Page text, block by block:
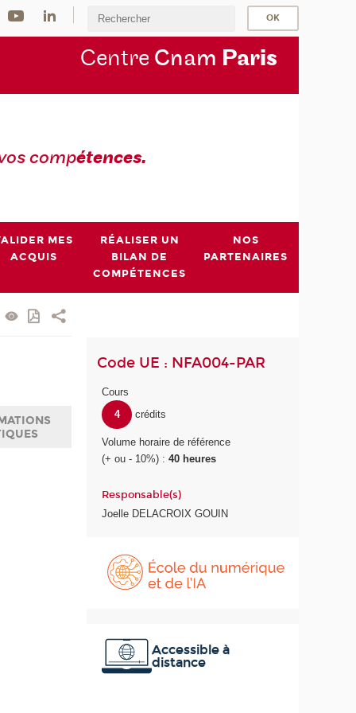
Centre Cnam Paris
compétences.
MES
ACQUIS
RÉALISER UN
BILAN DE
COMPÉTENCES
NOS
PARTENAIRES
Code UE : NFA004-PAR
Cours
4
crédits
Volume horaire de référence
(+ ou - 10%) :40 heures
Responsable(s)
Joelle DELACROIX GOUIN
Accessible à
distance